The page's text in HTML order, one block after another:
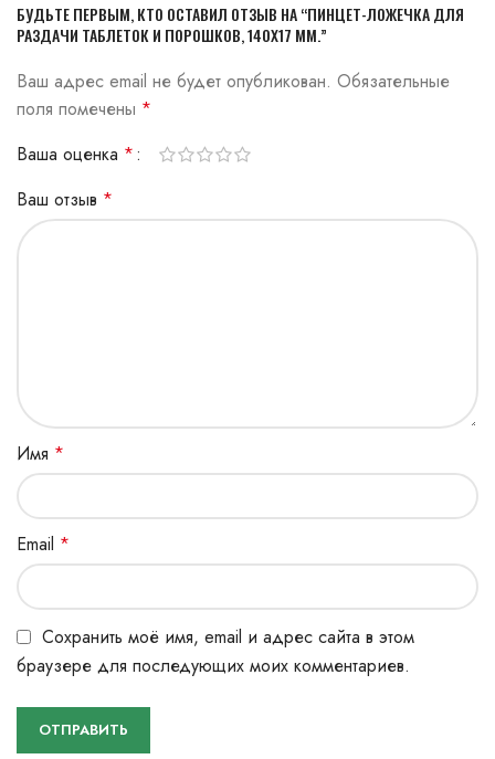
БУДЬТЕ ПЕРВЫМ, КТО ОСТАВИЛ ОТЗЫВ НА “ПИНЦЕТ-ЛОЖЕЧКА ДЛЯ
РАЗДАЧИ ТАБЛЕТОК И ПОРОШКОВ, 140Х17 ММ.”
Ваш адрес email не будет опубликован. Обязательные
поля помечены *
Ваша оценка *
Ваш отзыв *
Имя *
Email *
Сохранить моё имя, email и адрес сайта в этом
браузере для последующих моих комментариев.